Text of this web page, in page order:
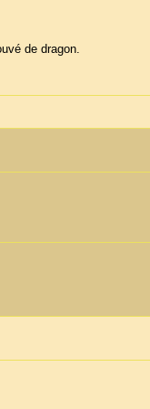
de dragon.